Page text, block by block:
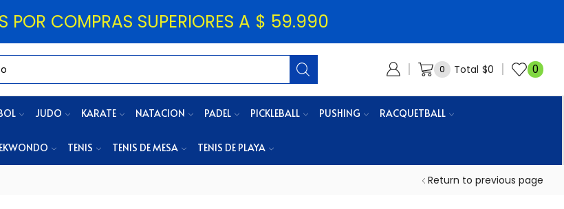
POR COMPRAS SUPERIORES A $ 59.990
0 Total $0 0
JUDO KARATE NATACION PADEL PICKLEBALL PUSHING RACQUETBALL
TENIS TENIS DE MESA TENIS DE PLAYA
Return to previous page